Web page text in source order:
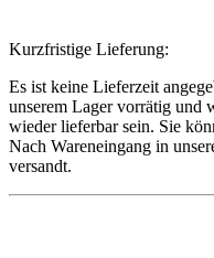
Kurzfristige Lieferung:
Es ist keine Lieferzeit
unserem Lager vorrätig und
wieder lieferbar sein. Sie
Nach Wareneingang in
versandt.